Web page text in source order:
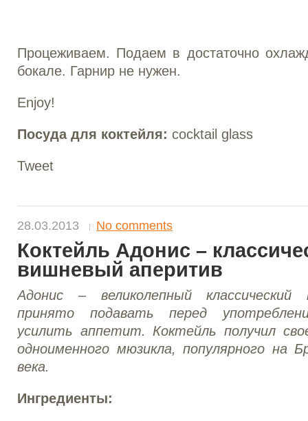
Процеживаем. Подаем в достаточно
бокале. Гарнир не нужен.
Enjoy!
Посуда для коктейля: cocktail glass
Tweet
28.03.2013 No comments
Коктейль Адонис –
вишневый аперитив
Адонис – великолепный
принято подавать перед
усилить аппетит. Коктейль получил
одноименного мюзикла, популярного на
века.
Ингредиенты: